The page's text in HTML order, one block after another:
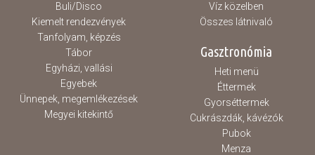
Buli/Disco
Kiemelt rendezvények
Tanfolyam, képzés
Tábor
Egyházi, vallási
Egyebek
Ünnepek, megemlékezések
Megyei kitekintő
Víz közelben
Összes látnivaló
Gasztronómia
Heti menü
Éttermek
Gyorséttermek
Cukrászdák, kávézók
Pubok
Menza